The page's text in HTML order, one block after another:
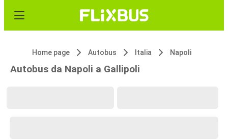
Home page Autobus Italia Napoli
Autobus da Napoli a Gallipoli